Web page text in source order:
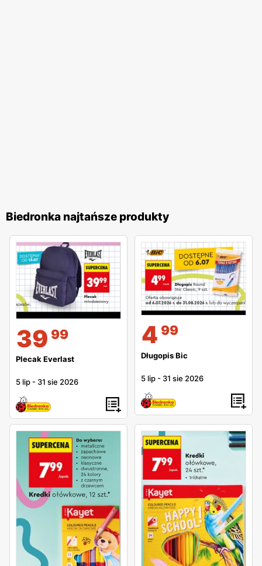
Biedronka najtańsze produkty
39 99
Plecak Everlast
5 lip - 31 sie 2026
4 99
Długopis Bic
5 lip - 31 sie 2026